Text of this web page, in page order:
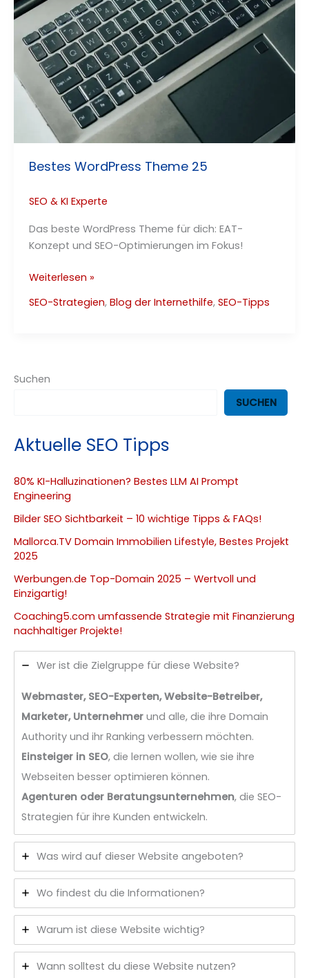
Bestes WordPress Theme 25
SEO & KI Experte
Das beste WordPress Theme für dich: EAT-
Konzept und SEO-Optimierungen im Fokus!
Bestes
Theme
Weiterlesen »
SEO-Strategien, Blog der Internethilfe, SEO-Tipps
Suchen
SUCHEN
Aktuelle SEO Tipps
80% KI-Halluzinationen? Bestes LLM AI Prompt
Engineering
Bilder SEO Sichtbarkeit – 10 wichtige Tipps & FAQs!
Mallorca.TV Domain Immobilien Lifestyle, Bestes Projekt
2025
Werbungen.de Top-Domain 2025 – Wertvoll und
Einzigartig!
Coaching5.com umfassende Strategie mit Finanzierung
nachhaltiger Projekte!
Wer ist die Zielgruppe für diese Website?
Webmaster, SEO-Experten, Website-Betreiber,
Marketer, Unternehmer und alle, die ihre Domain
Authority und ihr Ranking verbessern möchten.
Einsteiger in SEO, die lernen wollen, wie sie ihre
Webseiten besser optimieren können.
Agenturen oder Beratungsunternehmen, die SEO-
Strategien für ihre Kunden entwickeln.
Was wird auf dieser Website angeboten?
Wo findest du die Informationen?
Warum ist diese Website wichtig?
Wann solltest du diese Website nutzen?